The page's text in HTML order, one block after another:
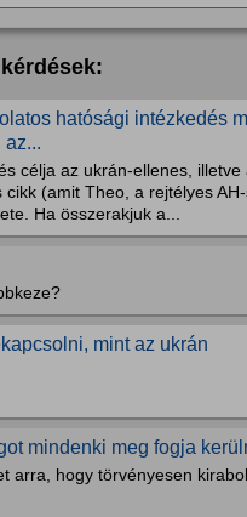
hatósági intézkedés
az...
célja az ukrán-ellenes, illetve
(amit Theo, a rejtélyes
Ha összerakjuk a...
mint az ukrán
mindenki meg fogja
arra, hogy törvényesen